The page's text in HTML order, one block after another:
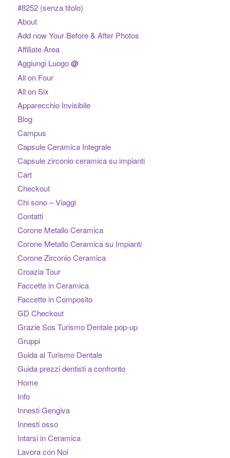
#8252 (senza titolo)
About
Add now Your Before & After Photos
Affiliate Area
Aggiungi Luogo@
All on Four
All on Six
Apparecchio Invisibile
Blog
Campus
Capsule Ceramica Integrale
Capsule zirconio ceramica su impianti
Cart
Checkout
Chi sono – Viaggi
Contatti
Corone Metallo Ceramica
Corone Metallo Ceramica su Impianti
Corone Zirconio Ceramica
Croazia Tour
Faccette in Ceramica
Faccette in Composito
GD Checkout
Grazie Sos Turismo Dentale pop-up
Gruppi
Guida al Turismo Dentale
Guida prezzi dentisti a confronto
Home
Info
Innesti Gengiva
Innesti osso
Intarsi in Ceramica
Lavora con Noi